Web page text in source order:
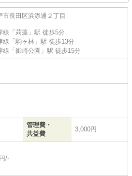
市長田区浜添通 ２丁目
線 「 苅藻 」駅 徒歩5分
線 「 駒ヶ林 」駅 徒歩13分
線 「 御崎公園 」駅 徒歩15分
管理費・
共益費
3,000円
/-